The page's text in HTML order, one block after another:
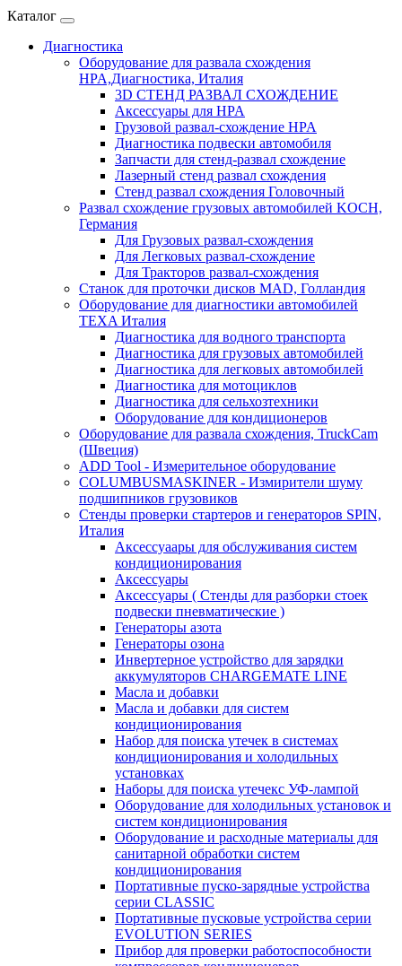
Каталог
Диагностика
Оборудование для развала схождения
HPA,Диагностика, Италия
3D СТЕНД РАЗВАЛ СХОЖДЕНИЕ
Аксессуары для HPA
Грузовой развал-схождение HPA
Диагностика подвески автомобиля
Запчасти для стенд-развал схождение
Лазерный стенд развал схождения
Стенд развал схождения Головочный
Развал схождение грузовых автомобилей KOCH,
Германия
Для Грузовых развал-схождения
Для Легковых развал-схождение
Для Тракторов развал-схождения
Станок для проточки дисков MAD, Голландия
Оборудование для диагностики автомобилей
TEXA Италия
Диагностика для водного транспорта
Диагностика для грузовых автомобилей
Диагностика для легковых автомобилей
Диагностика для мотоциклов
Диагностика для сельхозтехники
Оборудование для кондиционеров
Оборудование для развала схождения, TruckCam
(Швеция)
ADD Tool - Измерительное оборудование
COLUMBUSMASKINER - Измирители шуму
подшипников грузовиков
Стенды проверки стартеров и генераторов SPIN,
Италия
Аксессуаары для обслуживания систем
кондиционирования
Аксессуары
Аксессуары ( Стенды для разборки стоек
подвески пневматические )
Генераторы азота
Генераторы озона
Инвертерное устройство для зарядки
аккумуляторов CHARGEMATE LINE
Масла и добавки
Масла и добавки для систем
кондиционирования
Набор для поиска утечек в системах
кондиционирования и холодильных
установках
Наборы для поиска утечекс УФ-лампой
Оборудование для холодильных установок и
систем кондиционирования
Оборудование и расходные материалы для
санитарной обработки систем
кондиционирования
Портативные пуско-зарядные устройства
серии CLASSIC
Портативные пусковые устройства серии
EVOLUTION SERIES
Прибор для проверки работоспособности